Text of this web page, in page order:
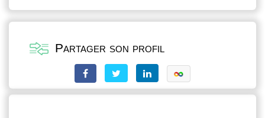
Partager son profil